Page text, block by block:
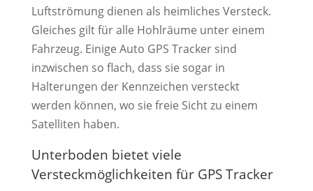
Luftströmung dienen als heimliches Versteck.
Gleiches gilt für alle Hohlräume unter einem
Fahrzeug. Einige Auto GPS Tracker sind
inzwischen so flach, dass sie sogar in
Halterungen der Kennzeichen versteckt
werden können, wo sie freie Sicht zu einem
Satelliten haben.
Unterboden bietet viele
Versteckmöglichkeiten für GPS Tracker